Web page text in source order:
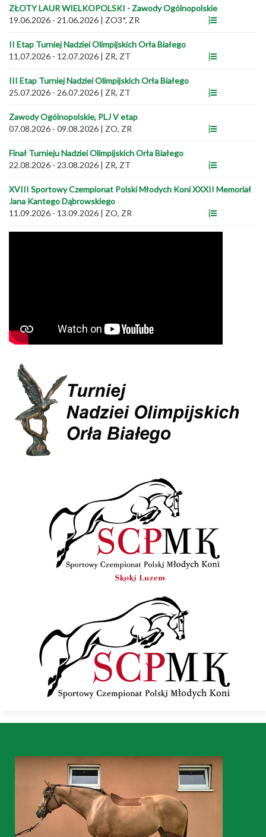
ZŁOTY LAUR WIELKOPOLSKI - Zawody Ogólnopolskie
19.06.2026 - 21.06.2026 | ZO3*, ZR
II Etap Turniej Nadziei Olimpijskich Orła Białego
11.07.2026 - 12.07.2026 | ZR, ZT
III Etap Turniej Nadziei Olimpijskich Orła Białego
25.07.2026 - 26.07.2026 | ZR, ZT
Zawody Ogólnopolskie, PLJ V etap
07.08.2026 - 09.08.2026 | ZO, ZR
Finał Turnieju Nadziei Olimpijskich Orła Białego
22.08.2026 - 23.08.2026 | ZR, ZT
XVIII Sportowy Czempionat Polski Młodych Koni XXXII Memoriał
Jana Kantego Dąbrowskiego
11.09.2026 - 13.09.2026 | ZO, ZR